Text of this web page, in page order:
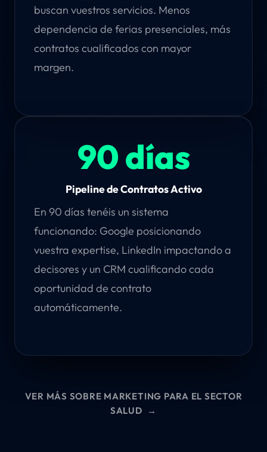
buscan vuestros servicios. Menos
dependencia de ferias presenciales, más
contratos cualificados con mayor
margen.
90 días
Pipeline de Contratos Activo
En 90 días tenéis un sistema
funcionando: Google posicionando
vuestra expertise, LinkedIn impactando a
decisores y un CRM cualificando cada
oportunidad de contrato
automáticamente.
VER MÁS SOBRE MARKETING PARA EL SECTOR
SALUD
→